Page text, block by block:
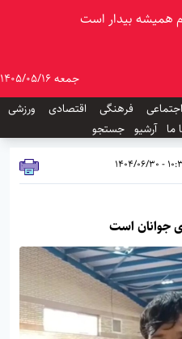
همیشه بیدار است
جمعه 1405/05/16
اجتماعی فرهنگی اقتصادی
ورزشی
ما آرشیو جستجو
10:34 -
جوانان است